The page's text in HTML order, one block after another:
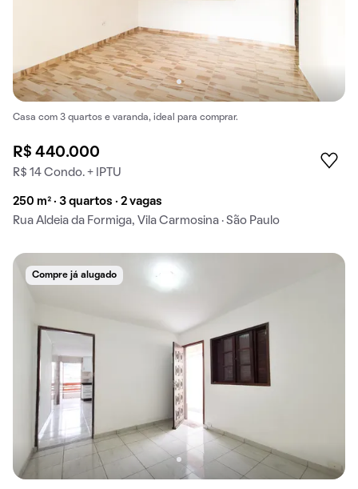
Casa com 3 quartos e varanda, ideal para comprar.
R$ 440.000
R$ 14 Condo. + IPTU
250 m² · 3 quartos · 2 vagas
Rua Aldeia da Formiga, Vila Carmosina · São Paulo
Compre já alugado